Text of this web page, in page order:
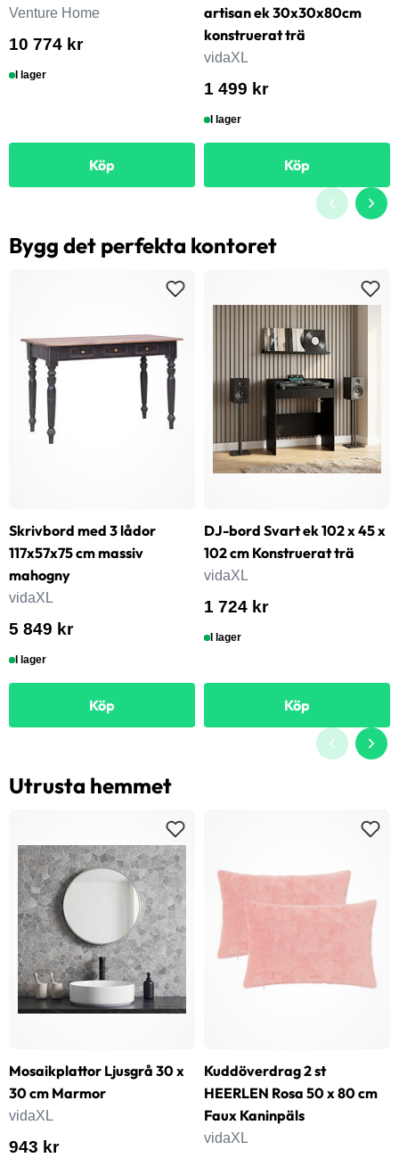
Venture Home
10 774 kr
I lager
Köp
artisan ek 30x30x80cm
konstruerat trä
vidaXL
1 499 kr
I lager
Köp
Bygg det perfekta kontoret
Skrivbord med 3 lådor
117x57x75 cm massiv
mahogny
vidaXL
5 849 kr
I lager
Köp
DJ-bord Svart ek 102 x 45 x
102 cm Konstruerat trä
vidaXL
1 724 kr
I lager
Köp
Utrusta hemmet
Mosaikplattor Ljusgrå 30 x
30 cm Marmor
vidaXL
943 kr
Kuddöverdrag 2 st
HEERLEN Rosa 50 x 80 cm
Faux Kaninpäls
vidaXL